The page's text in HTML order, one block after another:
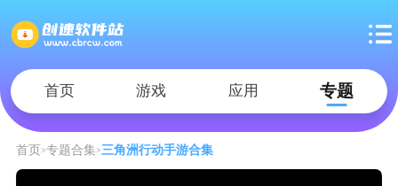
首页 游戏 应用 专题
首页 专题合集 三角洲行动手游合集